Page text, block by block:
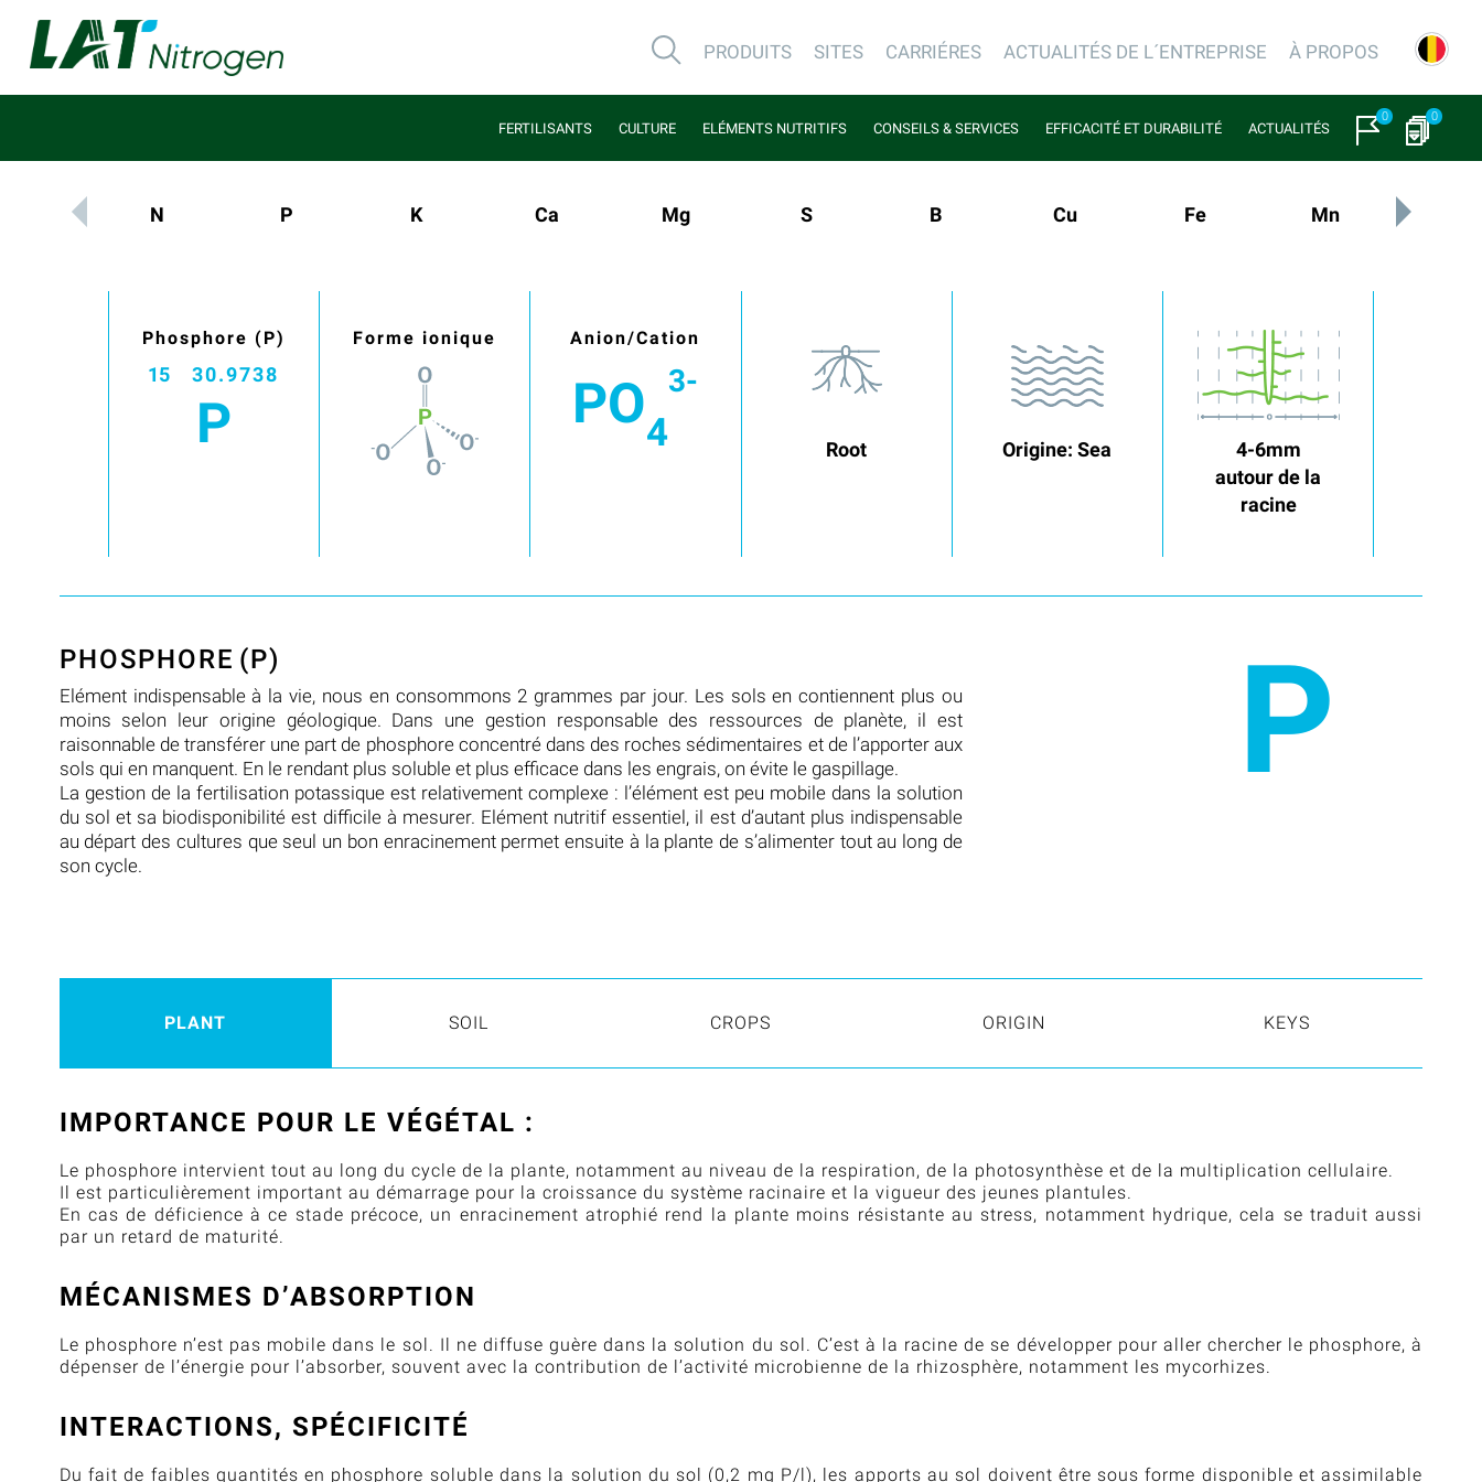
PRODUITS SITES CARRIÉRES ACTUALITÉS DE L´ENTREPRISE À PROPOS
FERTILISANTS CULTURE ELÉMENTS NUTRITIFS CONSEILS & SERVICES EFFICACITÉ ET DURABILITÉ ACTUALITÉS
0 0
N P K Ca Mg S B Cu Fe Mn
Phosphore (P)
15 30.9738
P
Forme ionique Anion/Cation
PO4
3-
Root Origine: Sea
4-6mm
autour de la
racine
PHOSPHORE (P)
Elément indispensable à la vie, nous en consommons 2 grammes par jour. Les sols en contiennent plus ou
moins selon leur origine géologique. Dans une gestion responsable des ressources de planète, il est
raisonnable de transférer une part de phosphore concentré dans des roches sédimentaires et de l’apporter aux
sols qui en manquent. En le rendant plus soluble et plus efficace dans les engrais, on évite le gaspillage.
La gestion de la fertilisation potassique est relativement complexe : l’élément est peu mobile dans la solution
du sol et sa biodisponibilité est difficile à mesurer. Elément nutritif essentiel, il est d’autant plus indispensable
au départ des cultures que seul un bon enracinement permet ensuite à la plante de s’alimenter tout au long de
son cycle.
P
PLANT SOIL CROPS ORIGIN KEYS
IMPORTANCE POUR LE VÉGÉTAL :
Le phosphore intervient tout au long du cycle de la plante, notamment au niveau de la respiration, de la photosynthèse et de la multiplication cellulaire.
Il est particulièrement important au démarrage pour la croissance du système racinaire et la vigueur des jeunes plantules.
En cas de déficience à ce stade précoce, un enracinement atrophié rend la plante moins résistante au stress, notamment hydrique, cela se traduit aussi
par un retard de maturité.
MÉCANISMES D’ABSORPTION
Le phosphore n’est pas mobile dans le sol. Il ne diffuse guère dans la solution du sol. C’est à la racine de se développer pour aller chercher le phosphore, à
dépenser de l’énergie pour l’absorber, souvent avec la contribution de l’activité microbienne de la rhizosphère, notamment les mycorhizes.
INTERACTIONS, SPÉCIFICITÉ
Du fait de faibles quantités en phosphore soluble dans la solution du sol (0,2 mg P/l), les apports au sol doivent être sous forme disponible et assimilable